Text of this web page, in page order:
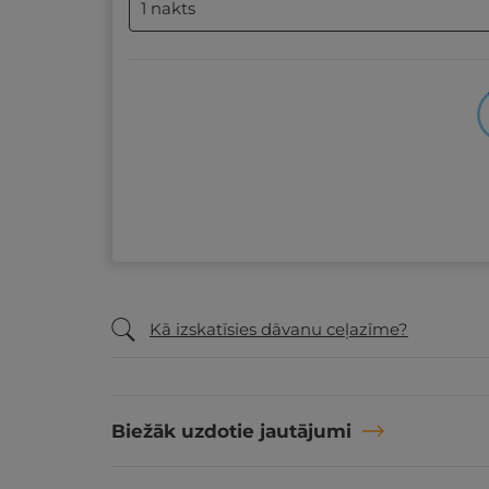
1 nakts
Kā izskatīsies dāvanu ceļazīme?
Biežāk uzdotie jautājumi